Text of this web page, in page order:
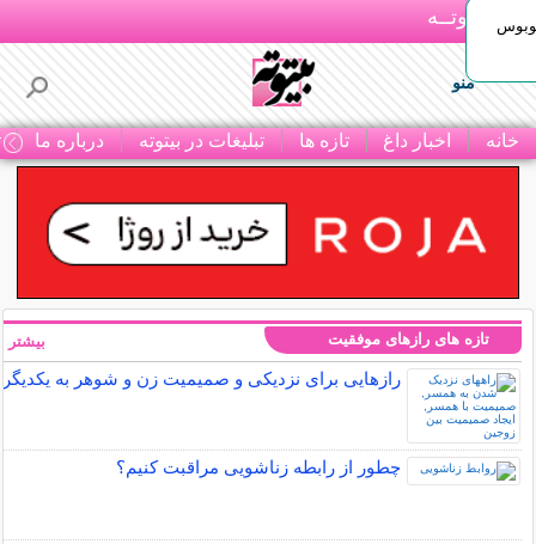
بـیتوتــه
منو
خانه اخبار داغ تازه ها تبلیغات در بیتوته درباره ما
تازه های رازهای موفقیت
رازهایی برای نزدیکی و صمیمیت زن و شوهر به یکدیگر
چطور از رابطه زناشویی مراقبت کنیم؟
بیشتر